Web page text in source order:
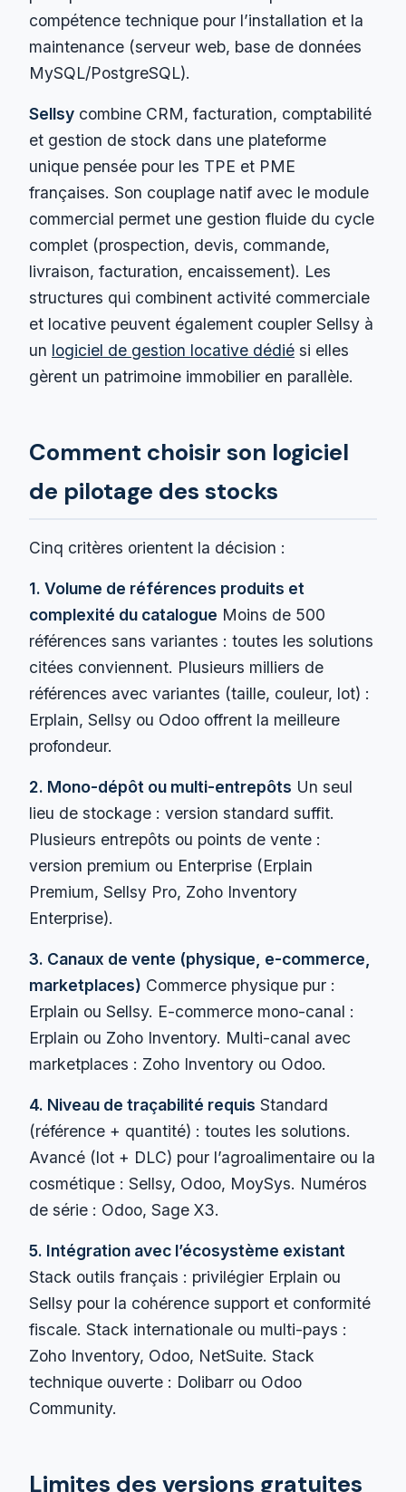
compétence technique pour l’installation et la
maintenance (serveur web, base de données
MySQL/PostgreSQL).
Sellsy combine CRM, facturation, comptabilité
et gestion de stock dans une plateforme
unique pensée pour les TPE et PME
françaises. Son couplage natif avec le module
commercial permet une gestion fluide du cycle
complet (prospection, devis, commande,
livraison, facturation, encaissement). Les
structures qui combinent activité commerciale
et locative peuvent également coupler Sellsy à
un logiciel de gestion locative dédié si elles
gèrent un patrimoine immobilier en parallèle.
Comment choisir son logiciel
de pilotage des stocks
Cinq critères orientent la décision :
1. Volume de références produits et
complexité du catalogue Moins de 500
références sans variantes : toutes les solutions
citées conviennent. Plusieurs milliers de
références avec variantes (taille, couleur, lot) :
Erplain, Sellsy ou Odoo offrent la meilleure
profondeur.
2. Mono-dépôt ou multi-entrepôts Un seul
lieu de stockage : version standard suffit.
Plusieurs entrepôts ou points de vente :
version premium ou Enterprise (Erplain
Premium, Sellsy Pro, Zoho Inventory
Enterprise).
3. Canaux de vente (physique, e-commerce,
marketplaces) Commerce physique pur :
Erplain ou Sellsy. E-commerce mono-canal :
Erplain ou Zoho Inventory. Multi-canal avec
marketplaces : Zoho Inventory ou Odoo.
4. Niveau de traçabilité requis Standard
(référence + quantité) : toutes les solutions.
Avancé (lot + DLC) pour l’agroalimentaire ou la
cosmétique : Sellsy, Odoo, MoySys. Numéros
de série : Odoo, Sage X3.
5. Intégration avec l’écosystème existant
Stack outils français : privilégier Erplain ou
Sellsy pour la cohérence support et conformité
fiscale. Stack internationale ou multi-pays :
Zoho Inventory, Odoo, NetSuite. Stack
technique ouverte : Dolibarr ou Odoo
Community.
Limites des versions gratuites